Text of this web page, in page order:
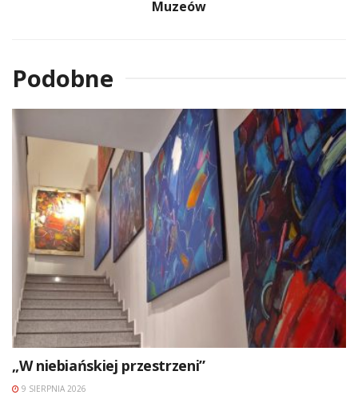
Muzeów
Podobne
„W niebiańskiej przestrzeni”
9 SIERPNIA 2026